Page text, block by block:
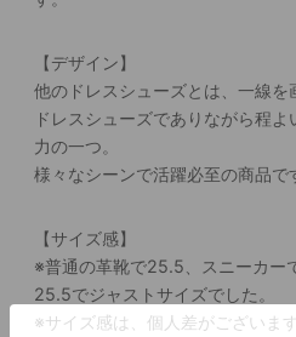
【デザイン】
他のドレスシューズとは、一線を
ドレスシューズでありながら程
力の一つ。
様々なシーンで活躍必至の商品で
【サイズ感】
※普通の革靴で25.5、スニーカー
25.5でジャストサイズでした。
※サイズ感は、個人差がございま